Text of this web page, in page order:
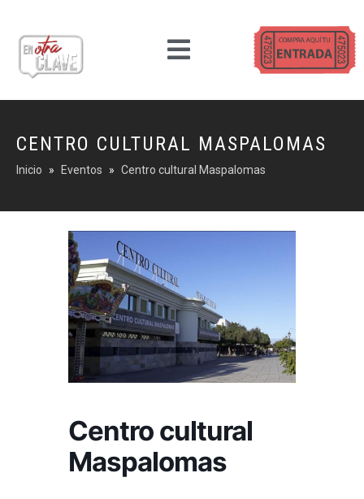
CENTRO CULTURAL MASPALOMAS
Inicio Eventos Centro cultural Maspalomas
Centro cultural
Maspalomas